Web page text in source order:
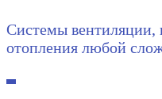
Системы вентиляции,
отопления любой